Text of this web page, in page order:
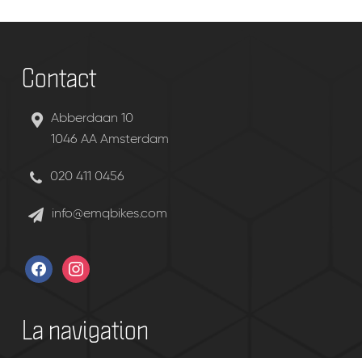
Contact
Abberdaan 10
1046 AA Amsterdam
020 411 0456
info@emqbikes.com
facebookinstagram
La navigation